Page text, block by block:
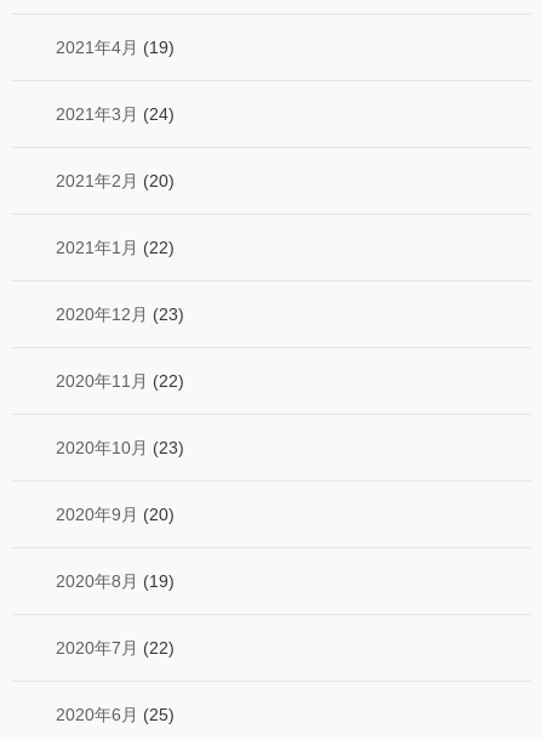
2021年4月 (19)
2021年3月 (24)
2021年2月 (20)
2021年1月 (22)
2020年12月 (23)
2020年11月 (22)
2020年10月 (23)
2020年9月 (20)
2020年8月 (19)
2020年7月 (22)
2020年6月 (25)